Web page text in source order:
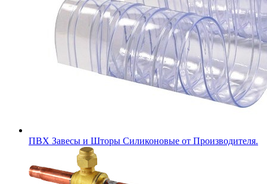
ПВХ Завесы и Шторы Силиконовые от Производителя.